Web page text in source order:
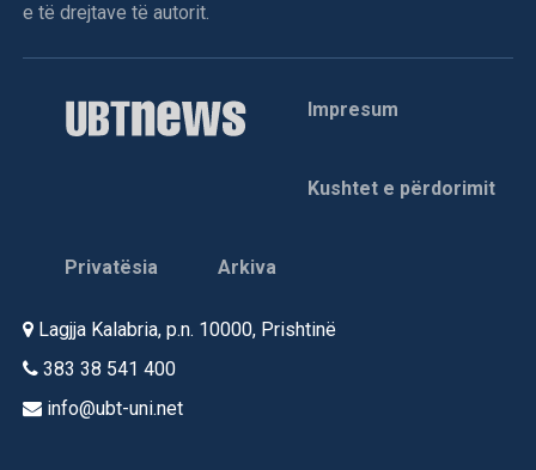
e të drejtave të autorit.
Impresum
Kushtet e përdorimit
Privatësia Arkiva
Lagjja Kalabria, p.n. 10000, Prishtinë
383 38 541 400
info@ubt-uni.net